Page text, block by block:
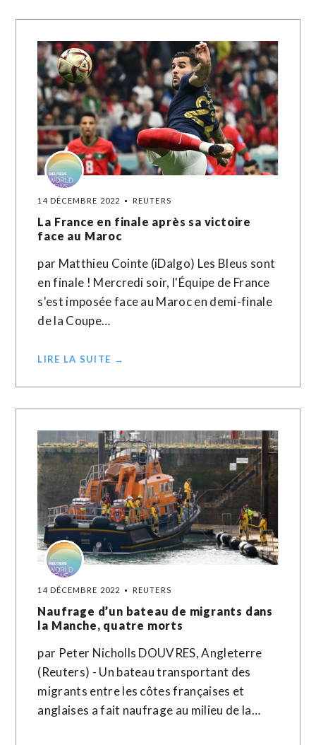
14 DÉCEMBRE 2022 REUTERS
La France en finale après sa victoire
face au Maroc
par Matthieu Cointe (iDalgo) Les Bleus sont
en finale ! Mercredi soir, l'Équipe de France
s'est imposée face au Maroc en demi-finale
de la Coupe…
LIRE LA SUITE →
14 DÉCEMBRE 2022 REUTERS
Naufrage d’un bateau de migrants dans
la Manche, quatre morts
par Peter Nicholls DOUVRES, Angleterre
(Reuters) - Un bateau transportant des
migrants entre les côtes françaises et
anglaises a fait naufrage au milieu de la…